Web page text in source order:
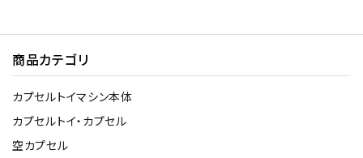
商品カテゴリ
カプセルトイマシン本体
カプセルトイ・カプセル
空カプセル